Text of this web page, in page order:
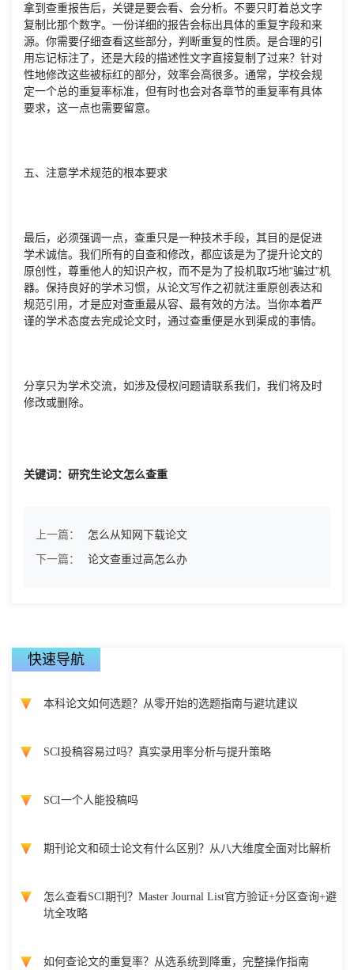
拿到查重报告后，关键是要会看、会分析。不要只盯着总文字
复制比那个数字。一份详细的报告会标出具体的重复字段和来
源。你需要仔细查看这些部分，判断重复的性质。是合理的引
用忘记标注了，还是大段的描述性文字直接复制了过来？针对
性地修改这些被标红的部分，效率会高很多。通常，学校会规
定一个总的重复率标准，但有时也会对各章节的重复率有具体
要求，这一点也需要留意。
五、注意学术规范的根本要求
最后，必须强调一点，查重只是一种技术手段，其目的是促进
学术诚信。我们所有的自查和修改，都应该是为了提升论文的
原创性，尊重他人的知识产权，而不是为了投机取巧地“骗过”机
器。保持良好的学术习惯，从论文写作之初就注重原创表达和
规范引用，才是应对查重最从容、最有效的方法。当你本着严
谨的学术态度去完成论文时，通过查重便是水到渠成的事情。
分享只为学术交流，如涉及侵权问题请联系我们，我们将及时
修改或删除。
关键词：研究生论文怎么查重
上一篇：
怎么从知网下载论文
下一篇：
论文查重过高怎么办
快速导航
本科论文如何选题？从零开始的选题指南与避坑建议
SCI投稿容易过吗？真实录用率分析与提升策略
SCI一个人能投稿吗
期刊论文和硕士论文有什么区别？从八大维度全面对比解析
怎么查看SCI期刊？Master Journal List官方验证+分区查询+避
坑全攻略
如何查论文的重复率？从选系统到降重，完整操作指南